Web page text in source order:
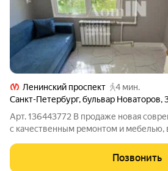
Ленинский проспект
4 мин.
Санкт-Петербург,бульвар Новаторов,
Арт. 136443772 В продаже новая
с качественным ремонтом и мебелью,
проспект в 5 минутах пешком). Студия
комфортного проживания одного
Позвонить